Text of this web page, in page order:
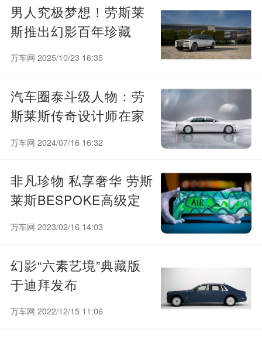
男人究极梦想！劳斯莱
斯推出幻影百年珍藏
版：全球限量25台
万车网 2025/10/23 16:35
汽车圈泰斗级人物：劳
斯莱斯传奇设计师在家
遇袭被刺身亡
万车网 2024/07/16 16:32
非凡珍物 私享奢华 劳斯
莱斯BESPOKE高级定
制再创巅峰之年
万车网 2023/02/16 14:03
幻影“六素艺境”典藏版
于迪拜发布
万车网 2022/12/15 11:06